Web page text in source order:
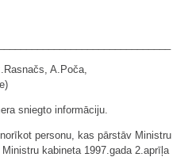
A.Poča,
sniegto informāciju.
personu, kas pārstāv Ministru
kabineta 1997.gada 2.aprīļa